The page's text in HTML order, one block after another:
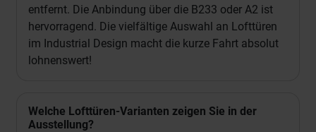
entfernt. Die Anbindung über die B233 oder A2 ist
hervorragend. Die vielfältige Auswahl an Lofttüren
im Industrial Design macht die kurze Fahrt absolut
lohnenswert!
Welche Lofttüren-Varianten zeigen Sie in der
Ausstellung?